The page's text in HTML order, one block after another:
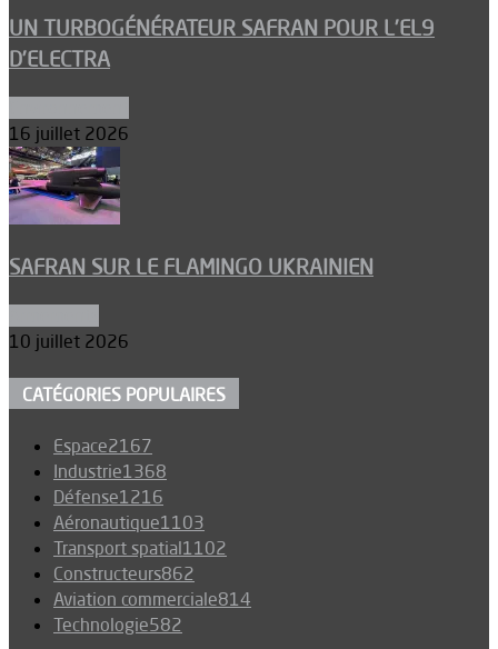
UN TURBOGÉNÉRATEUR SAFRAN POUR L’EL9
D’ELECTRA
16 juillet 2026
SAFRAN SUR LE FLAMINGO UKRAINIEN
10 juillet 2026
CATÉGORIES POPULAIRES
Espace2167
Industrie1368
Défense1216
Aéronautique1103
Transport spatial1102
Constructeurs862
Aviation commerciale814
Technologie582